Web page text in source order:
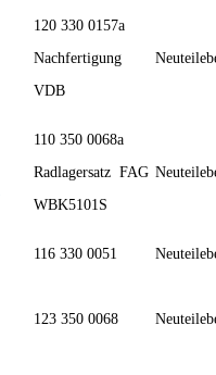
120 330 0157a
Nachfertigung
VDB
110 350 0068a
Radlagersatz FAG
WBK5101S
116 330 0051
123 350 0068